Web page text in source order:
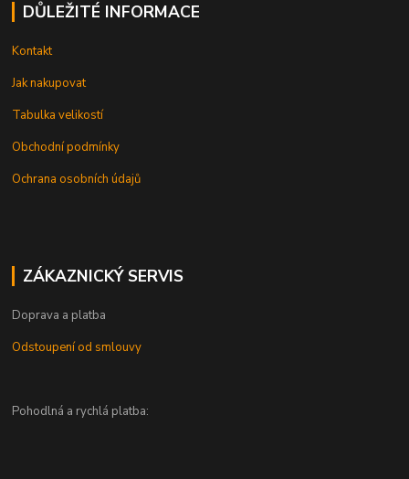
DŮLEŽITÉ INFORMACE
Kontakt
Jak nakupovat
Tabulka velikostí
Obchodní podmínky
Ochrana osobních údajů
ZÁKAZNICKÝ SERVIS
Doprava a platba
Odstoupení od smlouvy
Pohodlná a rychlá platba: